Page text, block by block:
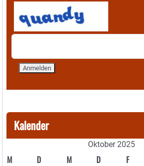
Kalender
Oktober 2025
M D M D F